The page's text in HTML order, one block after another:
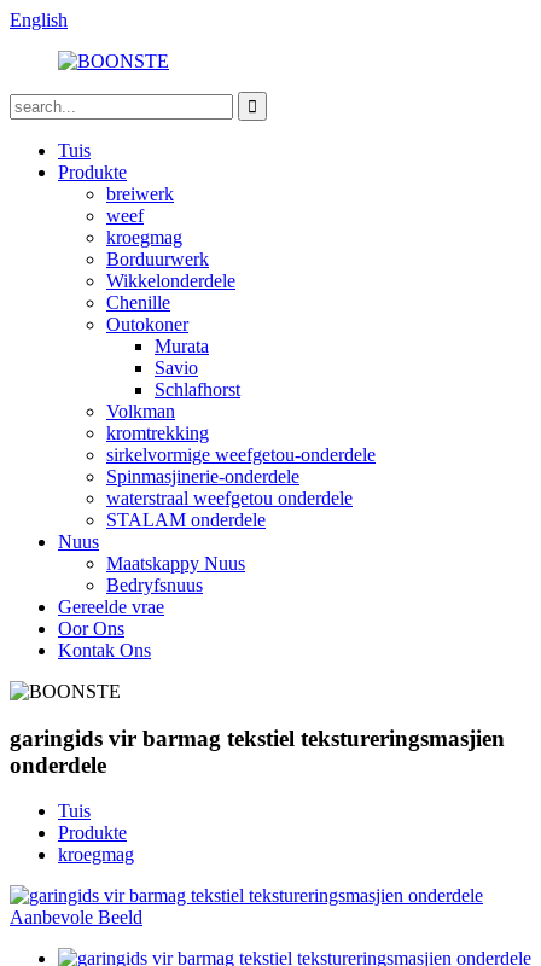
English
Tuis
Produkte
breiwerk
weef
kroegmag
Borduurwerk
Wikkelonderdele
Chenille
Outokoner
Murata
Savio
Schlafhorst
Volkman
kromtrekking
sirkelvormige weefgetou-onderdele
Spinmasjinerie-onderdele
waterstraal weefgetou onderdele
STALAM onderdele
Nuus
Maatskappy Nuus
Bedryfsnuus
Gereelde vrae
Oor Ons
Kontak Ons
garingids vir barmag tekstiel tekstureringsmasjien
onderdele
Tuis
Produkte
kroegmag